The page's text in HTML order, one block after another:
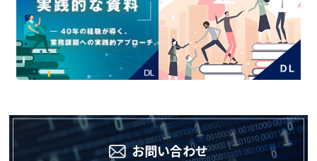
お問い合わせ